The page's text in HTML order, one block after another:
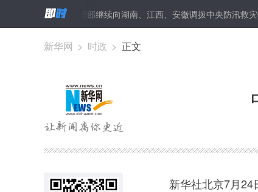
办、应急管理部继续向湖南、江西、安徽调拨中央防汛救灾物资
新华网 > 时政 > 正文
新华社北京7月24